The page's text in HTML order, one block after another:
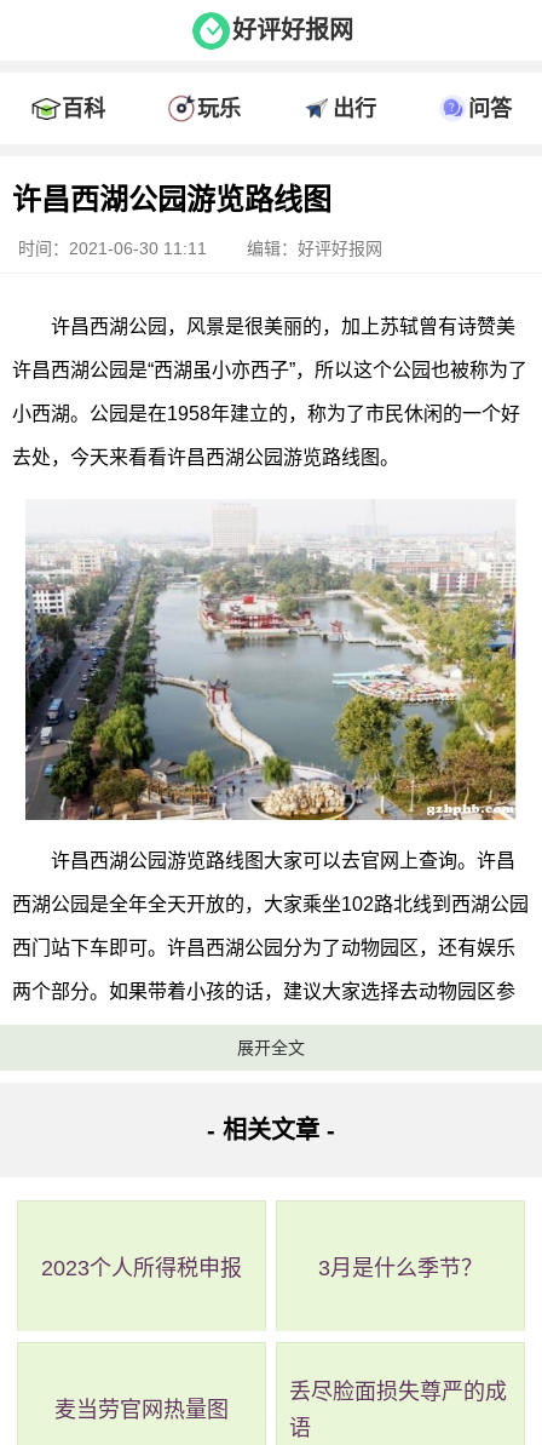
好评好报网
百科 玩乐 出行 问答
许昌西湖公园游览路线图
时间：2021-06-30 11:11 编辑：好评好报网
许昌西湖公园，风景是很美丽的，加上苏轼曾有诗赞美
许昌西湖公园是“西湖虽小亦西子”，所以这个公园也被称为了
小西湖。公园是在1958年建立的，称为了市民休闲的一个好
去处，今天来看看许昌西湖公园游览路线图。
许昌西湖公园游览路线图大家可以去官网上查询。许昌
西湖公园是全年全天开放的，大家乘坐102路北线到西湖公园
西门站下车即可。许昌西湖公园分为了动物园区，还有娱乐
两个部分。如果带着小孩的话，建议大家选择去动物园区参
的，西湖公园有德星亭、听水亭、读书亭、梅花堂等休闲地
市民休闲的一个好场所。
西湖公园位于老城区，是一个开放式的公园，有水有
绿，更多的就是一些游乐的设施，老百姓很喜欢这个地方。
而且在许昌，西湖公园也是保存古建筑比较完整的一个地
展开全文
- 相关文章 -
2023个人所得税申报 3月是什么季节？
麦当劳官网热量图
丢尽脸面损失尊严的成
语